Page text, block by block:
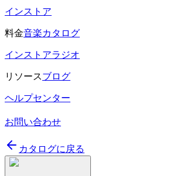
インストア
料金音楽カタログ
インストアラジオ
リソースブログ
ヘルプセンター
お問い合わせ
カタログに戻る